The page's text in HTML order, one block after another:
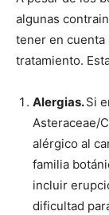
algunas
tener en cuenta
tratamiento.
Alergias.Si
Asteraceae/
alérgico al
familia
incluir
dificultad